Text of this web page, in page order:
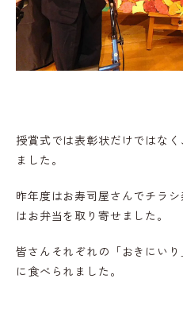
授賞式では表彰状だけではな
ました。
昨年度はお寿司屋さんでチラ
はお弁当を取り寄せました。
皆さんそれぞれの「おきにい
に食べられました。